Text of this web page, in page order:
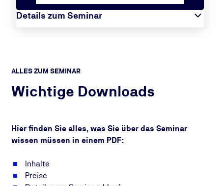
Details zum Seminar
ALLES ZUM SEMINAR
Wichtige Downloads
Hier finden Sie alles, was Sie über das Seminar
wissen müssen in einem PDF:
Inhalte
Preise